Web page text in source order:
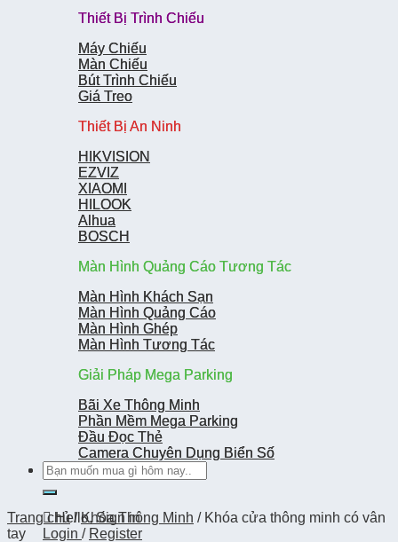
Thiết Bị Trình Chiếu
Máy Chiếu
Màn Chiếu
Bút Trình Chiếu
Giá Treo
Thiết Bị An Ninh
HIKVISION
EZVIZ
XIAOMI
HILOOK
Alhua
BOSCH
Màn Hình Quảng Cáo Tương Tác
Màn Hình Khách Sạn
Màn Hình Quảng Cáo
Màn Hình Ghép
Màn Hình Tương Tác
Giải Pháp Mega Parking
Bãi Xe Thông Minh
Phần Mềm Mega Parking
Đầu Đọc Thẻ
Camera Chuyên Dụng Biển Số
Tìm
kiếm:
Hello, Sign in
Login / Register
Thiết Bị Trình Chiếu
Máy Chiếu
Màn Chiếu
Bút Trình Chiếu
Giá Treo
Thiết Bị An Ninh
HIKVISION
EZVIZ
XIAOMI
HILOOK
Alhua
BOSCH
Màn Hình Quảng Cáo Tương Tác
Màn Hình Khách Sạn
Màn Hình Quảng Cáo
Màn Hình Ghép
Màn Hình Tương Tác
Giải Pháp Mega Parking
Bãi Xe Thông Minh
Phần Mềm Mega Parking
Đầu Đọc Thẻ
Camera Chuyên Dụng Biển Số
Tìm
kiếm:
Trang chủ / Khóa Thông Minh /Khóa cửa thông minh có vân
tay